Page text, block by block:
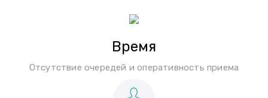
Время
Отсутствие очередей и оперативность приема